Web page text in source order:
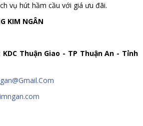
vụ hút hầm cầu với giá ưu đãi.
KIM NGÂN
Thuận Giao - TP Thuận An - Tỉnh